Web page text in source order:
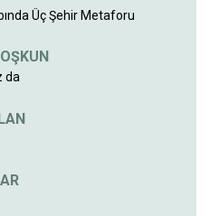
Üç Şehir Metaforu
da